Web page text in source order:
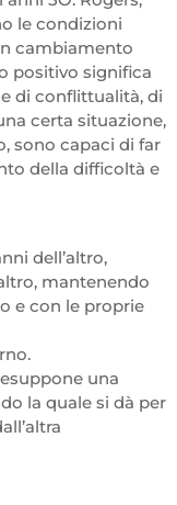
le condizioni
cambiamento
positivo significa
di conflittualità, di
certa situazione,
sono capaci di far
della difficoltà e
dell’altro,
mantenendo
e con le proprie
una
la quale si dà per